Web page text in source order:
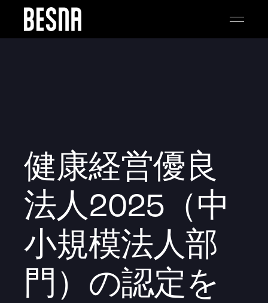
健康経営優良
法人2025（中
小規模法人部
門）の認定を